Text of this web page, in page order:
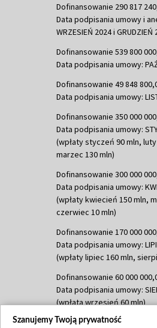
Dofinansowanie 290 817
Data podpisania umowy i
WRZESIEŃ 2024 i GRUDZIEŃ
Dofinansowanie 539 800
Data podpisania umowy:
Dofinansowanie 49 848
Data podpisania umowy:
Dofinansowanie 350 000
Data podpisania umowy:
(wpłaty styczeń 90 mln,
marzec 130 mln)
Dofinansowanie 300 000
Data podpisania umowy:
(wpłaty kwiecień 150 mln,
czerwiec 10 mln)
Dofinansowanie 170 000
Data podpisania umowy:
(wpłaty lipiec 160 mln,
Dofinansowanie 60 000
Data podpisania umowy:
(wpłata wrzesień 60 mln)
Dofinansowanie 635 783
Szanujemy Twoją prywatność